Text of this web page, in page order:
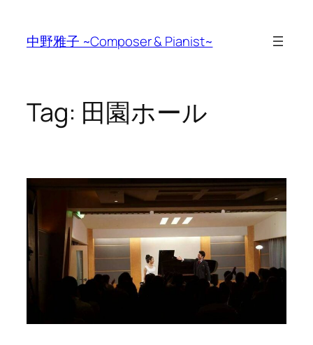
content
中野雅子 ~Composer & Pianist~
Tag: 田園ホール